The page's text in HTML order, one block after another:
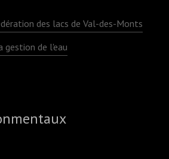
des lacs de Val-des-Monts
gestion de l'eau